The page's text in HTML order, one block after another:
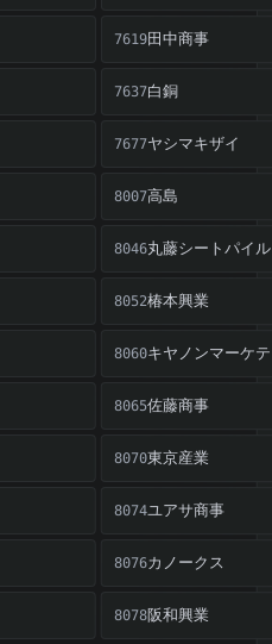
7619田中商事
7637白銅
7677ヤシマキザイ
8007高島
8046丸藤シートパイル
8052椿本興業
8060キヤノンマーケ
8065佐藤商事
8070東京産業
8074ユアサ商事
8076カノークス
8078阪和興業